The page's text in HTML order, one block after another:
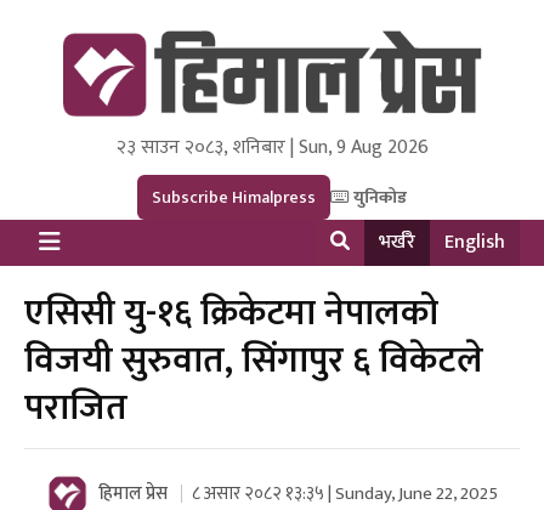
Himal Press
Dot NewsyNepal Media and Research Pvt Ltd.
२३ साउन २०८३, शनिबार | Sun, 9 Aug 2026
Subscribe Himalpress युनिकोड
भर्खरै English
एसिसी यु-१६ क्रिकेटमा नेपालको
विजयी सुरुवात, सिंगापुर ६ विकेटले
पराजित
हिमाल प्रेस ८ असार २०८२ १३:३५ | Sunday, June 22, 2025